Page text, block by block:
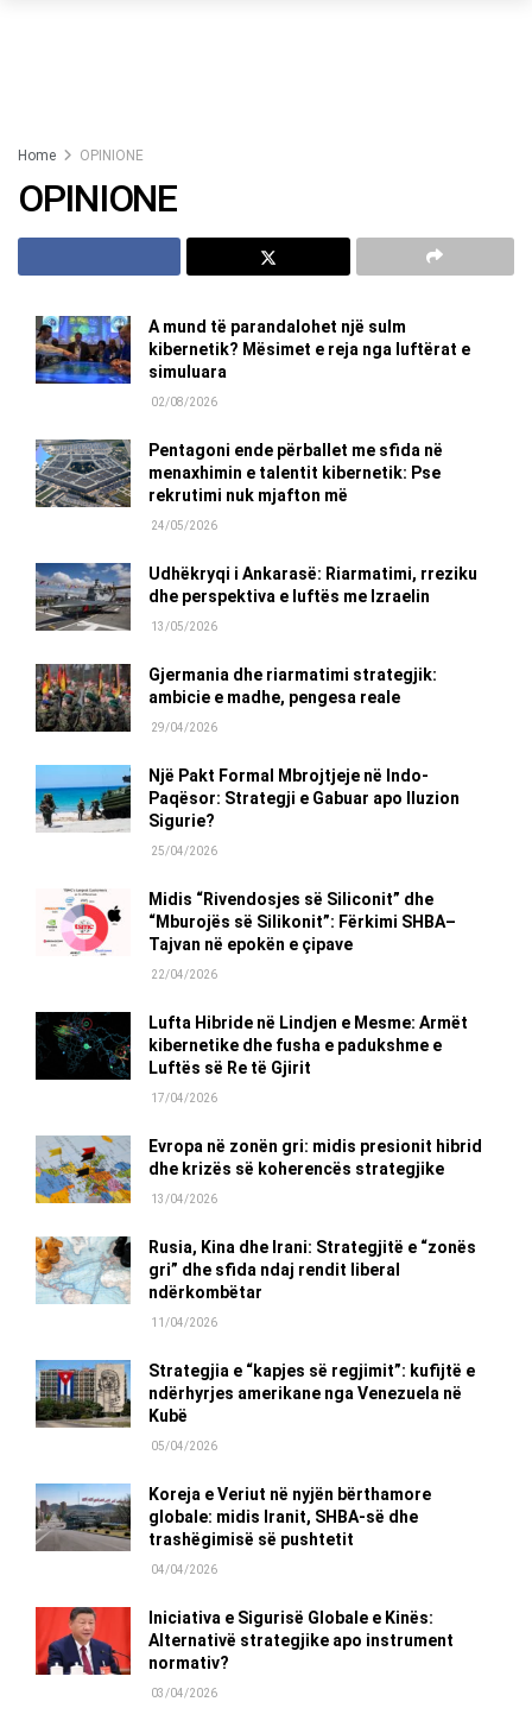
Home OPINIONE
OPINIONE
A mund të parandalohet një sulm
kibernetik? Mësimet e reja nga luftërat e
simuluara
02/08/2026
Pentagoni ende përballet me sfida në
menaxhimin e talentit kibernetik: Pse
rekrutimi nuk mjafton më
24/05/2026
Udhëkryqi i Ankarasë: Riarmatimi, rreziku
dhe perspektiva e luftës me Izraelin
13/05/2026
Gjermania dhe riarmatimi strategjik:
ambicie e madhe, pengesa reale
29/04/2026
Një Pakt Formal Mbrojtjeje në Indo-
Paqësor: Strategji e Gabuar apo Iluzion
Sigurie?
25/04/2026
Midis “Rivendosjes së Siliconit” dhe
“Mburojës së Silikonit”: Fërkimi SHBA–
Tajvan në epokën e çipave
22/04/2026
Lufta Hibride në Lindjen e Mesme: Armët
kibernetike dhe fusha e padukshme e
Luftës së Re të Gjirit
17/04/2026
Evropa në zonën gri: midis presionit hibrid
dhe krizës së koherencës strategjike
13/04/2026
Rusia, Kina dhe Irani: Strategjitë e “zonës
gri” dhe sfida ndaj rendit liberal
ndërkombëtar
11/04/2026
Strategjia e “kapjes së regjimit”: kufijtë e
ndërhyrjes amerikane nga Venezuela në
Kubë
05/04/2026
Koreja e Veriut në nyjën bërthamore
globale: midis Iranit, SHBA-së dhe
trashëgimisë së pushtetit
04/04/2026
Iniciativa e Sigurisë Globale e Kinës:
Alternativë strategjike apo instrument
normativ?
03/04/2026